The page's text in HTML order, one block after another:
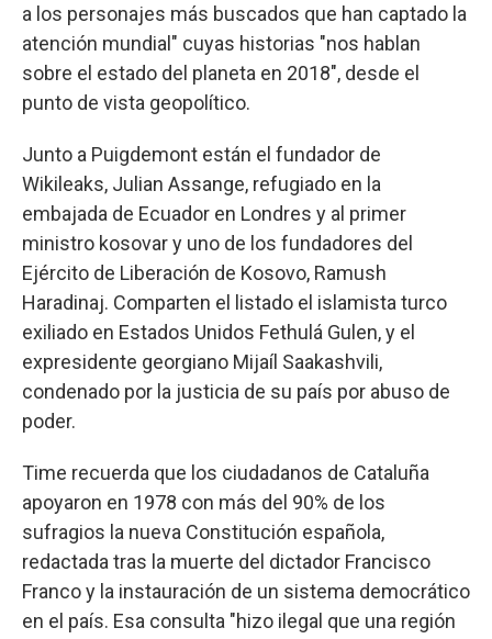
a los personajes más buscados que han captado la
atención mundial" cuyas historias "nos hablan
sobre el estado del planeta en 2018", desde el
punto de vista geopolítico.
Junto a Puigdemont están el fundador de
Wikileaks, Julian Assange, refugiado en la
embajada de Ecuador en Londres y al primer
ministro kosovar y uno de los fundadores del
Ejército de Liberación de Kosovo, Ramush
Haradinaj. Comparten el listado el islamista turco
exiliado en Estados Unidos Fethulá Gulen, y el
expresidente georgiano Mijaíl Saakashvili,
condenado por la justicia de su país por abuso de
poder.
Time recuerda que los ciudadanos de Cataluña
apoyaron en 1978 con más del 90% de los
sufragios la nueva Constitución española,
redactada tras la muerte del dictador Francisco
Franco y la instauración de un sistema democrático
en el país. Esa consulta "hizo ilegal que una región